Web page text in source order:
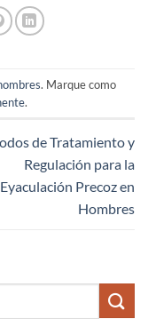
. Marque como
.
de Tratamiento y
Regulación para la
Eyaculación Precoz en
Hombres